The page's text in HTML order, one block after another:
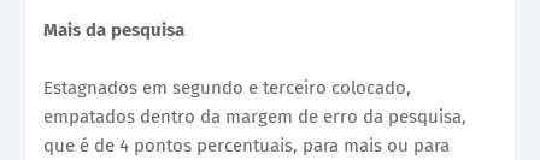
Mais da pesquisa
Estagnados em segundo e terceiro colocado,
empatados dentro da margem de erro da pesquisa,
que é de 4 pontos percentuais, para mais ou para